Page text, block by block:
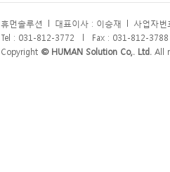
휴먼솔루션 대표이사 : 이승재
사업자
Tel : 031-812-3772
Fax : 031-812-3788
Copyright © HUMAN Solution Co,. Ltd. All